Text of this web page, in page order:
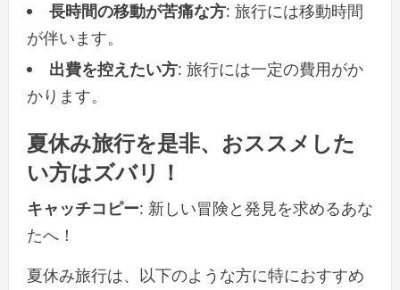
長時間の移動が苦痛な方: 旅行には移動時間
が伴います。
出費を控えたい方: 旅行には一定の費用がか
かります。
夏休み旅行を是非、おススメした
い方はズバリ！
キャッチコピー: 新しい冒険と発見を求めるあな
たへ！
夏休み旅行は、以下のような方に特におすすめ